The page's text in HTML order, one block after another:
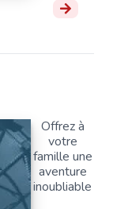
Offrez à
votre
famille une
aventure
inoubliable